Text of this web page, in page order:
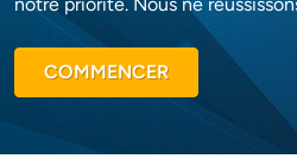
COMMENCER